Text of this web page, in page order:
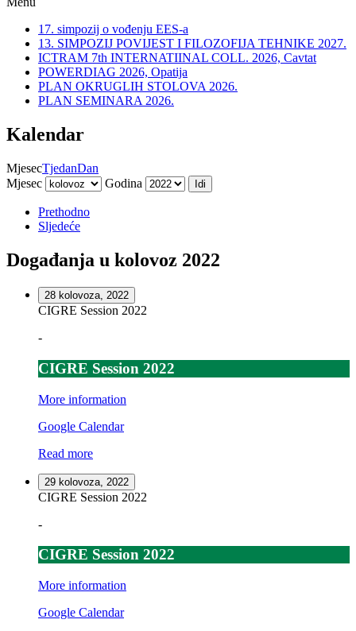
17. simpozij o vođenju EES-a
13. SIMPOZIJ POVIJEST I FILOZOFIJA TEHNIKE 2027.
ICTRAM 7th INTERNATIINAL COLL. 2026, Cavtat
POWERDIAG 2026, Opatija
PLAN OKRUGLIH STOLOVA 2026.
PLAN SEMINARA 2026.
Kalendar
MjesecTjedanDan
Mjesec
Godina
Prethodno
Sljedeće
Događanja u kolovoz 2022
28 kolovoza, 2022
CIGRE Session 2022
-
CIGRE Session 2022
More information
Google Calendar
Read more
29 kolovoza, 2022
CIGRE Session 2022
-
CIGRE Session 2022
More information
Google Calendar